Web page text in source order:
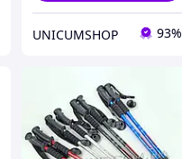
UNICUMSHOP 93%